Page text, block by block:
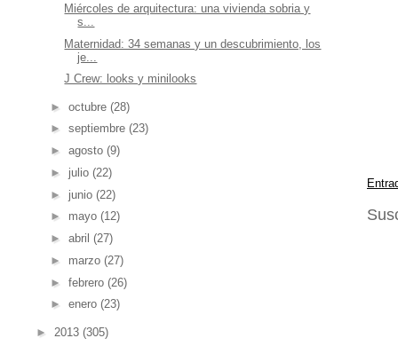
Miércoles de arquitectura: una vivienda sobria y
s...
Maternidad: 34 semanas y un descubrimiento, los
je...
J Crew: looks y minilooks
► octubre (28)
► septiembre (23)
► agosto (9)
► julio (22)
► junio (22)
► mayo (12)
► abril (27)
► marzo (27)
► febrero (26)
► enero (23)
► 2013 (305)